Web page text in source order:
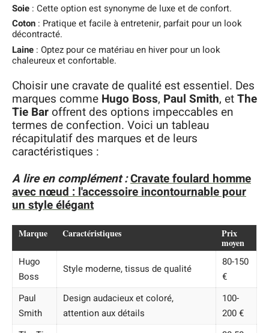
Soie : Cette option est synonyme de luxe et de confort.
Coton : Pratique et facile à entretenir, parfait pour un look
décontracté.
Laine : Optez pour ce matériau en hiver pour un look
chaleureux et confortable.
Choisir une cravate de qualité est essentiel. Des
marques comme Hugo Boss, Paul Smith, etThe
Tie Bar offrent des options impeccables en
termes de confection. Voici un tableau
récapitulatif des marques et de leurs
caractéristiques :
A lire en complément :Cravate foulard homme
avec nœud : l'accessoire incontournable pour
un style élégant
Marque Caractéristiques Prix
moyen
Hugo
Boss
Style moderne, tissus de qualité
80-150
€
Paul
Smith
Design audacieux et coloré,
attention aux détails
100-
200 €